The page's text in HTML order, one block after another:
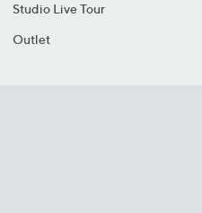
Studio Live Tour
Outlet